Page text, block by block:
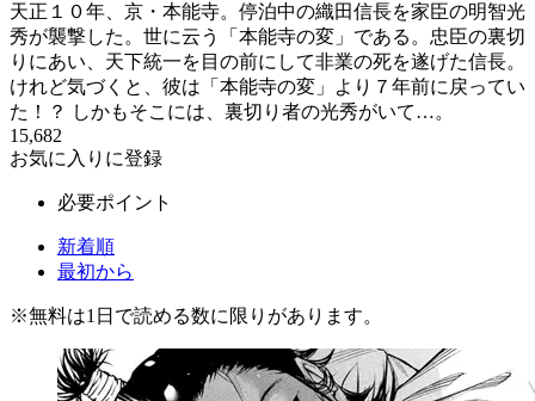
天正１０年、京・本能寺。停泊中の織田信長を家臣の明智光
秀が襲撃した。世に云う「本能寺の変」である。忠臣の裏切
りにあい、天下統一を目の前にして非業の死を遂げた信長。
けれど気づくと、彼は「本能寺の変」より７年前に戻ってい
た！？ しかもそこには、裏切り者の光秀がいて…。
15,682
お気に入りに登録
必要ポイント
新着順
最初から
※無料は1日で読める数に限りがあります。